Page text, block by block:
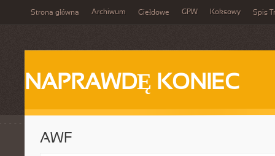
Strona główna Archiwum Giełdowe GPW Koksowy Spis
NAPRAWDĘ KONIEC
AWF